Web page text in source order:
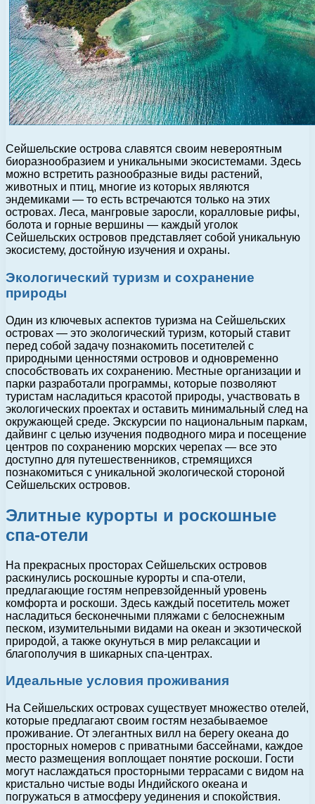
Сейшельские острова славятся своим невероятным
биоразнообразием и уникальными экосистемами. Здесь
можно встретить разнообразные виды растений,
животных и птиц, многие из которых являются
эндемиками — то есть встречаются только на этих
островах. Леса, мангровые заросли, коралловые рифы,
болота и горные вершины — каждый уголок
Сейшельских островов представляет собой уникальную
экосистему, достойную изучения и охраны.
Экологический туризм и сохранение
природы
Один из ключевых аспектов туризма на Сейшельских
островах — это экологический туризм, который ставит
перед собой задачу познакомить посетителей с
природными ценностями островов и одновременно
способствовать их сохранению. Местные организации и
парки разработали программы, которые позволяют
туристам насладиться красотой природы, участвовать в
экологических проектах и оставить минимальный след на
окружающей среде. Экскурсии по национальным паркам,
дайвинг с целью изучения подводного мира и посещение
центров по сохранению морских черепах — все это
доступно для путешественников, стремящихся
познакомиться с уникальной экологической стороной
Сейшельских островов.
Элитные курорты и роскошные
спа-отели
На прекрасных просторах Сейшельских островов
раскинулись роскошные курорты и спа-отели,
предлагающие гостям непревзойденный уровень
комфорта и роскоши. Здесь каждый посетитель может
насладиться бесконечными пляжами с белоснежным
песком, изумительными видами на океан и экзотической
природой, а также окунуться в мир релаксации и
благополучия в шикарных спа-центрах.
Идеальные условия проживания
На Сейшельских островах существует множество отелей,
которые предлагают своим гостям незабываемое
проживание. От элегантных вилл на берегу океана до
просторных номеров с приватными бассейнами, каждое
место размещения воплощает понятие роскоши. Гости
могут наслаждаться просторными террасами с видом на
кристально чистые воды Индийского океана и
погружаться в атмосферу уединения и спокойствия.